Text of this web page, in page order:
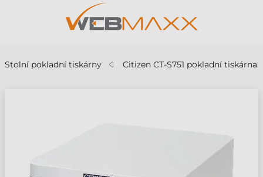
Stolní pokladní tiskárny Citizen CT-S751 pokladní tiskárna